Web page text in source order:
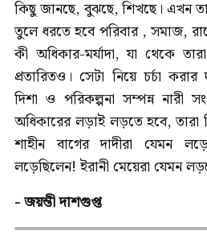
কিছু জানছে, বুঝছে, শিখছে। এখন
তুলে ধরতে হবে পরিবার , সমাজ,
কী অধিকার-মর্যাদা, যা থেকে
প্রতারিতও। সেটা নিয়ে চর্চা
দিশা ও পরিকল্পনা সম্পন্ন নারী
অধিকারের লড়াই লড়তে হবে, তারা
শাহীন বাগের দাদীরা যেমন
লড়েছিলেন! ইরানী মেয়েরা যেমন
- জয়ন্তী দাশগুপ্ত